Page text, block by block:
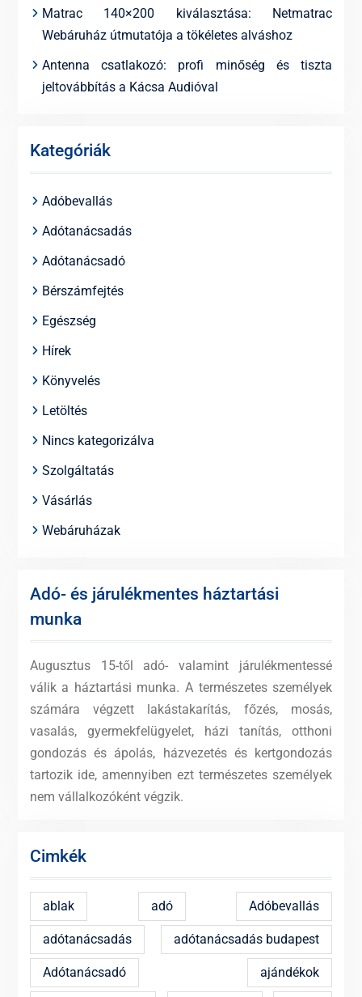
Matrac 140×200 kiválasztása: Netmatrac
Webáruház útmutatója a tökéletes alváshoz
Antenna csatlakozó: profi minőség és tiszta
jeltovábbítás a Kácsa Audióval
Kategóriák
Adóbevallás
Adótanácsadás
Adótanácsadó
Bérszámfejtés
Egészség
Hírek
Könyvelés
Letöltés
Nincs kategorizálva
Szolgáltatás
Vásárlás
Webáruházak
Adó- és járulékmentes háztartási
munka
Augusztus 15-től adó- valamint járulékmentessé
válik a háztartási munka. A természetes személyek
számára végzett lakástakarítás, főzés, mosás,
vasalás, gyermekfelügyelet, házi tanítás, otthoni
gondozás és ápolás, házvezetés és kertgondozás
tartozik ide, amennyiben ezt természetes személyek
nem vállalkozóként végzik.
Cimkék
ablak adó Adóbevallás
adótanácsadás adótanácsadás budapest
Adótanácsadó ajándékok